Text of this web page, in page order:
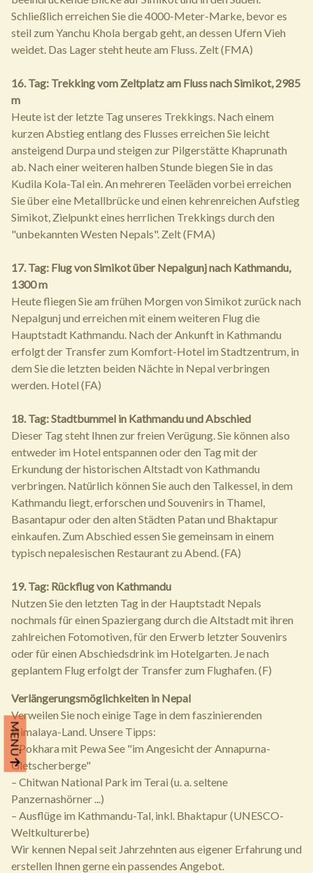
MENÜ
Schließlich erreichen Sie die 4000-Meter-Marke, bevor es
steil zum Yanchu Khola bergab geht, an dessen Ufern Vieh
weidet. Das Lager steht heute am Fluss. Zelt (FMA)
16. Tag: Trekking vom Zeltplatz am Fluss nach Simikot, 2985
m
Heute ist der letzte Tag unseres Trekkings. Nach einem
kurzen Abstieg entlang des Flusses erreichen Sie leicht
ansteigend Durpa und steigen zur Pilgerstätte Khaprunath
ab. Nach einer weiteren halben Stunde biegen Sie in das
Kudila Kola-Tal ein. An mehreren Teeläden vorbei erreichen
Sie über eine Metallbrücke und einen kehrenreichen Aufstieg
Simikot, Zielpunkt eines herrlichen Trekkings durch den
"unbekannten Westen Nepals". Zelt (FMA)
17. Tag: Flug von Simikot über Nepalgunj nach Kathmandu,
1300 m
Heute fliegen Sie am frühen Morgen von Simikot zurück nach
Nepalgunj und erreichen mit einem weiteren Flug die
Hauptstadt Kathmandu. Nach der Ankunft in Kathmandu
erfolgt der Transfer zum Komfort-Hotel im Stadtzentrum, in
dem Sie die letzten beiden Nächte in Nepal verbringen
werden. Hotel (FA)
18. Tag: Stadtbummel in Kathmandu und Abschied
Dieser Tag steht Ihnen zur freien Verügung. Sie können also
entweder im Hotel entspannen oder den Tag mit der
Erkundung der historischen Altstadt von Kathmandu
verbringen. Natürlich können Sie auch den Talkessel, in dem
Kathmandu liegt, erforschen und Souvenirs in Thamel,
Basantapur oder den alten Städten Patan und Bhaktapur
einkaufen. Zum Abschied essen Sie gemeinsam in einem
typisch nepalesischen Restaurant zu Abend. (FA)
19. Tag: Rückflug von Kathmandu
Nutzen Sie den letzten Tag in der Hauptstadt Nepals
nochmals für einen Spaziergang durch die Altstadt mit ihren
zahlreichen Fotomotiven, für den Erwerb letzter Souvenirs
oder für einen Abschiedsdrink im Hotelgarten. Je nach
geplantem Flug erfolgt der Transfer zum Flughafen. (F)
Verlängerungsmöglichkeiten in Nepal
Verweilen Sie noch einige Tage in dem faszinierenden
Himalaya-Land. Unsere Tipps:
– Pokhara mit Pewa See "im Angesicht der Annapurna-
Gletscherberge"
– Chitwan National Park im Terai (u. a. seltene
Panzernashörner ...)
– Ausflüge im Kathmandu-Tal, inkl. Bhaktapur (UNESCO-
Weltkulturerbe)
Wir kennen Nepal seit Jahrzehnten aus eigener Erfahrung und
erstellen Ihnen gerne ein passendes Angebot.